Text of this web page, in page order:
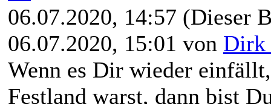
06.07.2020, 14:57 (Dieser
06.07.2020, 15:01 von Dirk
Wenn es Dir wieder
Festland warst, dann bist